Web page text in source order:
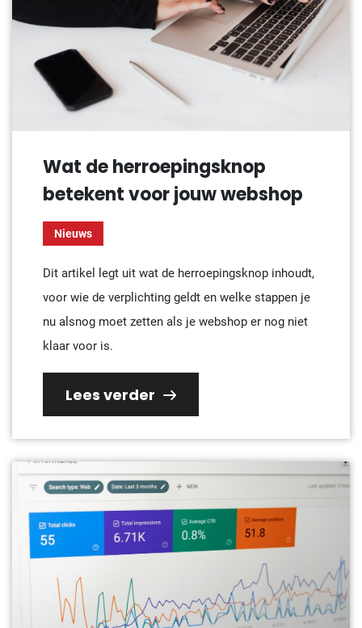
Wat de herroepingsknop
betekent voor jouw webshop
Nieuws
Dit artikel legt uit wat de herroepingsknop inhoudt,
voor wie de verplichting geldt en welke stappen je
nu alsnog moet zetten als je webshop er nog niet
klaar voor is.
Lees verder